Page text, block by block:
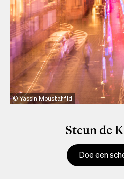
Yassin Moustahfid
Steun de
Doe een